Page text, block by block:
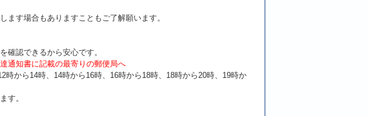
ます場合もありますこともご了解願います。
確認できるから安心です。
通知書に記載の最寄りの郵便局へ
から14時、14時から16時、16時から18時、18時から20時、19時か
す。